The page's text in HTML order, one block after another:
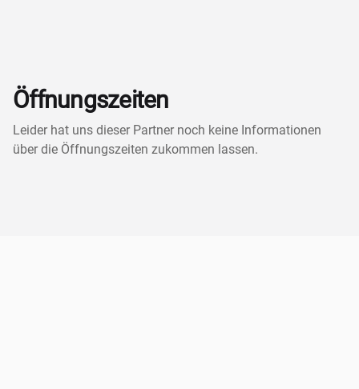
Öffnungszeiten
Leider hat uns dieser Partner noch keine Informationen
über die Öffnungszeiten zukommen lassen.